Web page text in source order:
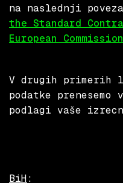
na naslednji
the Standard
European Commission
V drugih primerih
podatke
podlagi vaše
BiH: